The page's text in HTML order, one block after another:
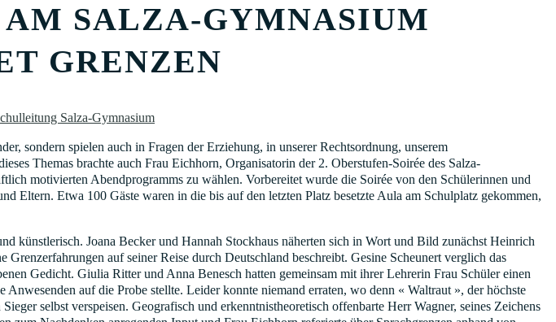
AM SALZA-GYMNASIUM
GRENZEN
Salza-Gymnasium
sondern spielen auch in Fragen der Erziehung, in unserer Rechtsordnung, unserem
Themas brachte auch Frau Eichhorn, Organisatorin der 2. Oberstufen-Soirée des Salza-
motivierten Abendprogramms zu wählen. Vorbereitet wurde die Soirée von den Schülerinnen und
Eltern. Etwa 100 Gäste waren in die bis auf den letzten Platz besetzte Aula am Schulplatz gekommen,
künstlerisch. Joana Becker und Hannah Stockhaus näherten sich in Wort und Bild zunächst Heinrich
auf seiner Reise durch Deutschland beschreibt. Gesine Scheunert verglich das
Gedicht. Giulia Ritter und Anna Benesch hatten gemeinsam mit ihrer Lehrerin Frau Schüler einen
auf die Probe stellte. Leider konnte niemand erraten, wo denn « Waltraut », der höchste
selbst verspeisen. Geografisch und erkenntnistheoretisch offenbarte Herr Wagner, seines Zeichens